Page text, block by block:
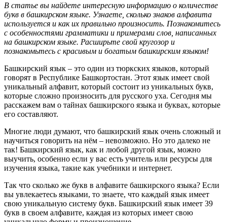
В статье вы найдете интересную информацию о количестве
букв в башкирском языке. Узнаете, сколько знаков алфавита
используется и как их правильно произносить. Познакомитесь
с особенностями грамматики и примерами слов, написанных
на башкирском языке. Расширьте свой кругозор и
познакомьтесь с красивым и богатым башкирским языком!
Башкирский язык – это один из тюркских языков, который
говорят в Республике Башкортостан. Этот язык имеет свой
уникальный алфавит, который состоит из уникальных букв,
которые сложно произносить для русского уха. Сегодня мы
расскажем вам о тайнах башкирского языка и буквах, которые
его составляют.
Многие люди думают, что башкирский язык очень сложный и
научиться говорить на нём – невозможно. Но это далеко не
так! Башкирский язык, как и любой другой язык, можно
выучить, особенно если у вас есть учитель или ресурсы для
изучения языка, такие как учебники и интернет.
Так что сколько же букв в алфавите башкирского языка? Если
вы увлекаетесь языками, то знаете, что каждый язык имеет
свою уникальную систему букв. Башкирский язык имеет 39
букв в своем алфавите, каждая из которых имеет свою